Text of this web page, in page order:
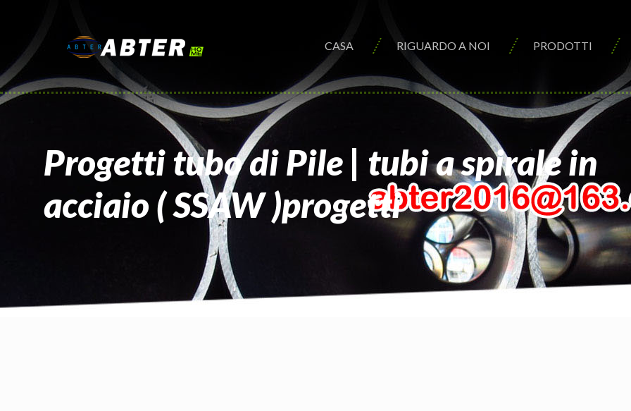
CASA RIGUARDO A NOI PRODOTTI
Progetti tubo di Pile | tubi a spirale in
acciaio ( SSAW )progetti